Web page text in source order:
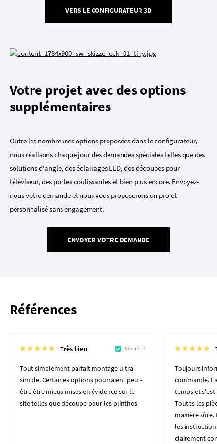
VERS LE CONFIGURATEUR 3D
Votre projet avec des options
supplémentaires
Outre les nombreuses options proposées dans le configurateur,
nous réalisons chaque jour des demandes spéciales telles que des
solutions d'angle, des éclairages LED, des découpes pour
téléviseur, des portes coulissantes et bien plus encore. Envoyez-
nous votre demande et nous vous proposerons un projet
personnalisé sans engagement.
ENVOYER VOTRE DEMANDE
Références
Très bien Vérifié
Tout simplement parfait montage ultra
simple. Certaines options pourraient peut-
être être mieux mises en évidence sur le
site telles que découpe pour les plinthes
Toujours
commande.
temps et
Toutes les
manière
les
clairement